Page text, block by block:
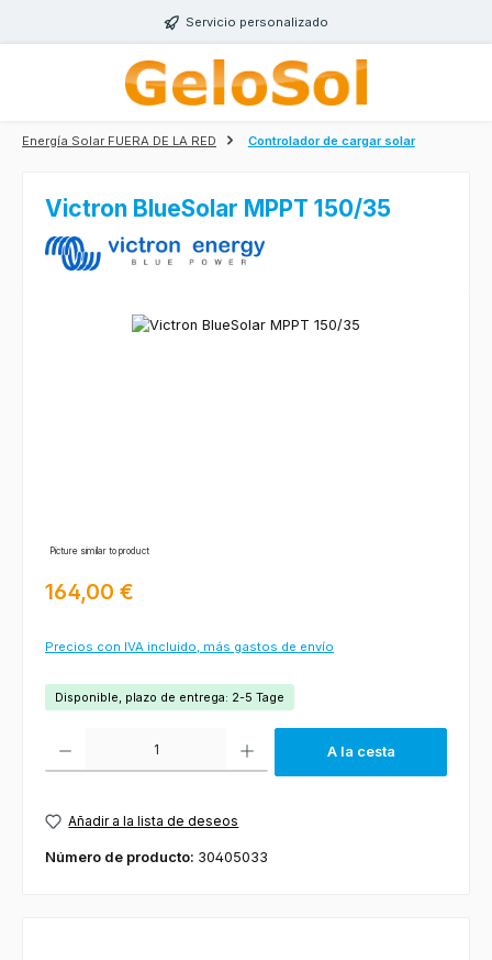
Saltar al contenido principalServicio personalizado
Energía Solar FUERA DE LA RED Controlador de cargar solar
Victron BlueSolar MPPT 150/35
Omitir galería de imágenes
Picture similar to product
Precio normal:
164,00 €
Precios con IVA incluido, más gastos de envío
Disponible, plazo de entrega: 2-5 Tage
A la cesta
Añadir a la lista de deseos
Número de producto: 30405033